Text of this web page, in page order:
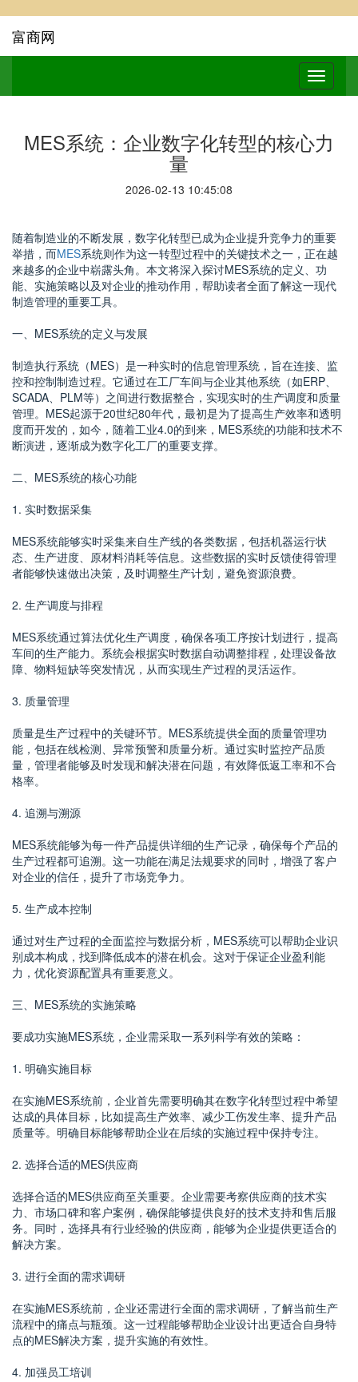
富商网
MES系统：企业数字化转型的核心力
量
2026-02-13 10:45:08
随着制造业的不断发展，数字化转型已成为企业提升竞争力的重要
举措，而MES系统则作为这一转型过程中的关键技术之一，正在越
来越多的企业中崭露头角。本文将深入探讨MES系统的定义、功
能、实施策略以及对企业的推动作用，帮助读者全面了解这一现代
制造管理的重要工具。
一、MES系统的定义与发展
制造执行系统（MES）是一种实时的信息管理系统，旨在连接、监
控和控制制造过程。它通过在工厂车间与企业其他系统（如ERP、
SCADA、PLM等）之间进行数据整合，实现实时的生产调度和质量
管理。MES起源于20世纪80年代，最初是为了提高生产效率和透明
度而开发的，如今，随着工业4.0的到来，MES系统的功能和技术不
断演进，逐渐成为数字化工厂的重要支撑。
二、MES系统的核心功能
1. 实时数据采集
MES系统能够实时采集来自生产线的各类数据，包括机器运行状
态、生产进度、原材料消耗等信息。这些数据的实时反馈使得管理
者能够快速做出决策，及时调整生产计划，避免资源浪费。
2. 生产调度与排程
MES系统通过算法优化生产调度，确保各项工序按计划进行，提高
车间的生产能力。系统会根据实时数据自动调整排程，处理设备故
障、物料短缺等突发情况，从而实现生产过程的灵活运作。
3. 质量管理
质量是生产过程中的关键环节。MES系统提供全面的质量管理功
能，包括在线检测、异常预警和质量分析。通过实时监控产品质
量，管理者能够及时发现和解决潜在问题，有效降低返工率和不合
格率。
4. 追溯与溯源
MES系统能够为每一件产品提供详细的生产记录，确保每个产品的
生产过程都可追溯。这一功能在满足法规要求的同时，增强了客户
对企业的信任，提升了市场竞争力。
5. 生产成本控制
通过对生产过程的全面监控与数据分析，MES系统可以帮助企业识
别成本构成，找到降低成本的潜在机会。这对于保证企业盈利能
力，优化资源配置具有重要意义。
三、MES系统的实施策略
要成功实施MES系统，企业需采取一系列科学有效的策略：
1. 明确实施目标
在实施MES系统前，企业首先需要明确其在数字化转型过程中希望
达成的具体目标，比如提高生产效率、减少工伤发生率、提升产品
质量等。明确目标能够帮助企业在后续的实施过程中保持专注。
2. 选择合适的MES供应商
选择合适的MES供应商至关重要。企业需要考察供应商的技术实
力、市场口碑和客户案例，确保能够提供良好的技术支持和售后服
务。同时，选择具有行业经验的供应商，能够为企业提供更适合的
解决方案。
3. 进行全面的需求调研
在实施MES系统前，企业还需进行全面的需求调研，了解当前生产
流程中的痛点与瓶颈。这一过程能够帮助企业设计出更适合自身特
点的MES解决方案，提升实施的有效性。
4. 加强员工培训